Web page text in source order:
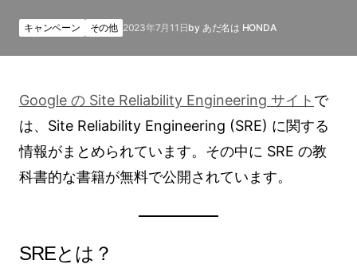
キャンペーン その他 2023年7月11日by あだ名は HONDA
Google の Site Reliability Engineering サイト で
は、Site Reliability Engineering (SRE) に関する
情報がまとめられています。その中に SRE の教
科書的な書籍が無料で公開されています。
SREとは？